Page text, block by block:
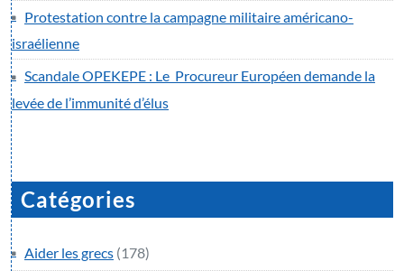
Protestation contre la campagne militaire américano-
israélienne
Scandale OPEKEPE : Le Procureur Européen demande la
levée de l’immunité d’élus
Catégories
Aider les grecs (178)